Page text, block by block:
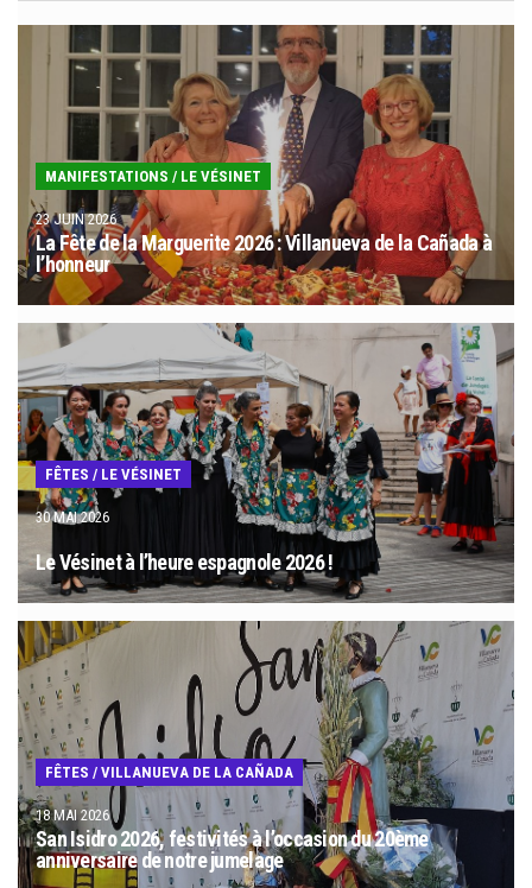
MANIFESTATIONS / LE VÉSINET
23 JUIN 2026
La Fête de la Marguerite 2026 : Villanueva de la Cañada à
l’honneur
FÊTES / LE VÉSINET
30 MAI 2026
Le Vésinet à l’heure espagnole 2026 !
FÊTES / VILLANUEVA DE LA CAÑADA
18 MAI 2026
San Isidro 2026, festivités à l’occasion du 20ème
anniversaire de notre jumelage